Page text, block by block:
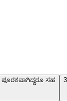
ಸಹ 3